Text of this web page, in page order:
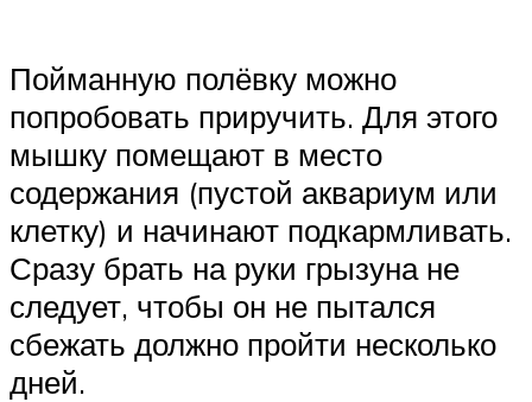
Пойманную полёвку можно
попробовать приручить. Для этого
мышку помещают в место
содержания (пустой аквариум или
клетку) и начинают подкармливать.
Сразу брать на руки грызуна не
следует, чтобы он не пытался
сбежать должно пройти несколько
дней.